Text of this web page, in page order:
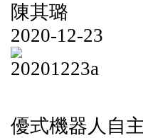
陳其璐
2020-12-23
優式機器人自